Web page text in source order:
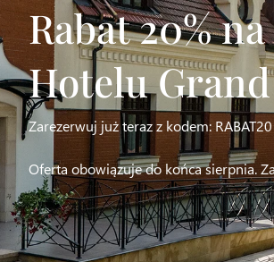
Rabat 20%
Hotelu
Zarezerwuj już teraz z kodem: RABAT20
Oferta obowiązuje do końca sierpnia.
wypoczynkowa
Wielkość: 17
TV oraz WiFi